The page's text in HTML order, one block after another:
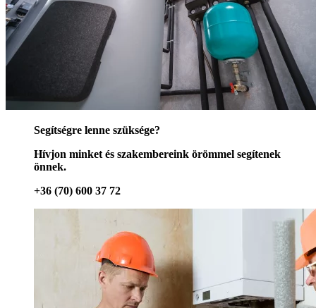
Segítségre lenne szüksége?
Hívjon minket és szakembereink örömmel segítenek
önnek.
+36 (70) 600 37 72